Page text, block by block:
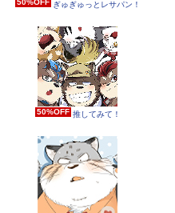
50%OFF ぎゅぎゅっとレサパン！
50%OFF 推してみて！